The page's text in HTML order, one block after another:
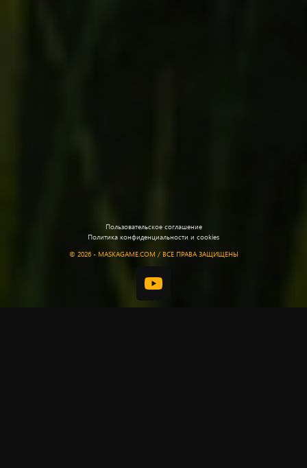
Пользовательское соглашение
Политика конфиденциальности и cookies
© 2026 - MASKAGAME.COM / ВСЕ ПРАВА ЗАЩИЩЕНЫ